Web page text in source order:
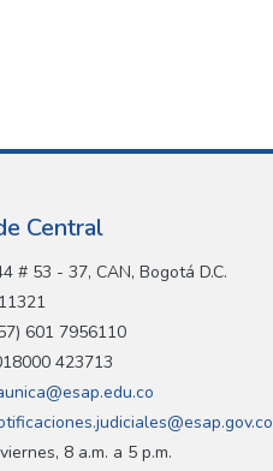
Central
# 53 - 37, CAN, Bogotá D.C.
601 7956110
423713
8 a.m. a 5 p.m.